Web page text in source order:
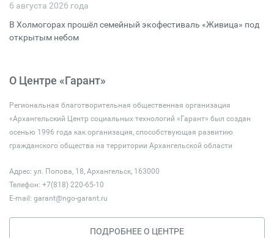
6 августа 2026 года
В Холмогорах прошёл семейный экофестиваль «Живица» под
открытым небом
О Центре «Гарант»
Региональная благотворительная общественная организация
«Архангельский Центр социальных технологий «Гарант» был создан
осенью 1996 года как организация, способствующая развитию
гражданского общества на территории Архангельской области
Адрес: ул. Попова, 18, Архангельск, 163000
Телефон: +7(818) 220-65-10
E-mail: garant@ngo-garant.ru
ПОДРОБНЕЕ О ЦЕНТРЕ